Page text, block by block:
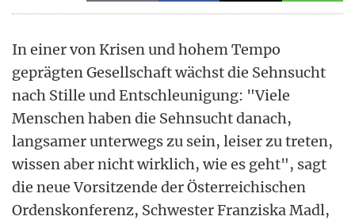
In einer von Krisen und hohem Tempo
geprägten Gesellschaft wächst die Sehnsucht
nach Stille und Entschleunigung: "Viele
Menschen haben die Sehnsucht danach,
langsamer unterwegs zu sein, leiser zu treten,
wissen aber nicht wirklich, wie es geht", sagt
die neue Vorsitzende der Österreichischen
Ordenskonferenz, Schwester Franziska Madl,